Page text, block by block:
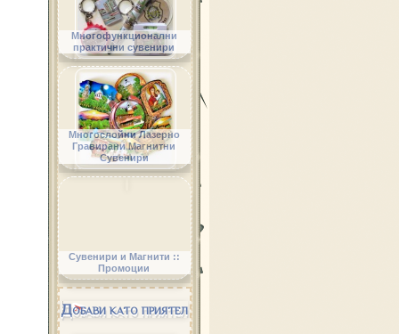
Многофункционални
практични сувенири
Многослойни Лазерно
Гравирани Магнитни
Сувенири
Сувенири и Магнити ::
Промоции
Добави като приятел